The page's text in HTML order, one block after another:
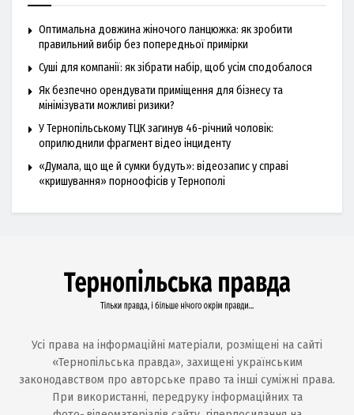
Оптимальна довжина жіночого ланцюжка: як зробити
правильний вибір без попередньої примірки
Суші для компанії: як зібрати набір, щоб усім сподобалося
Як безпечно орендувати приміщення для бізнесу та
мінімізувати можливі ризики?
У Тернопільському ТЦК загинув 46-річний чоловік:
оприлюднили фрагмент відео інциденту
«Думала, що ще й сумки будуть»: відеозапис у справі
«кришування» порноофісів у Тернополі
Усі права на інформаційні матеріали, розміщені на сайті
«Тернопільська правда», захищені українським
законодавством про авторське право та інші суміжні права.
При використанні, передруку інформаційних та